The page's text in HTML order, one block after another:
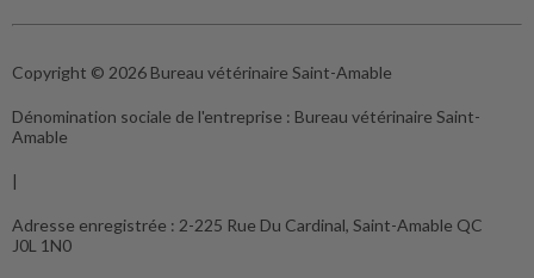
Copyright © 2026 Bureau vétérinaire Saint-Amable
Dénomination sociale de l'entreprise : Bureau vétérinaire Saint-
Amable
|
Adresse enregistrée : 2-225 Rue Du Cardinal, Saint-Amable QC
J0L 1N0